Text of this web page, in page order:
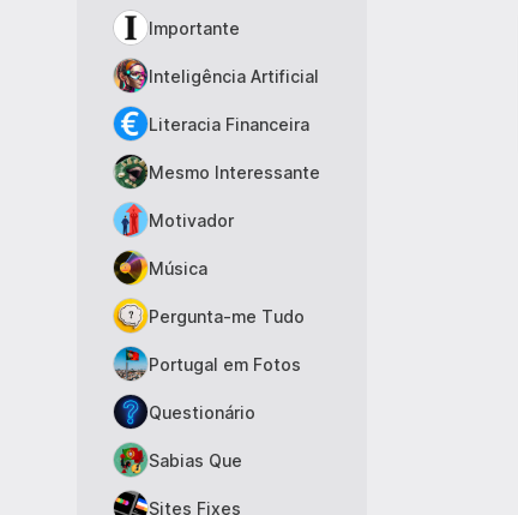
Importante
Inteligência Artificial
Literacia Financeira
Mesmo Interessante
Motivador
Música
Pergunta-me Tudo
Portugal em Fotos
Questionário
Sabias Que
Sites Fixes